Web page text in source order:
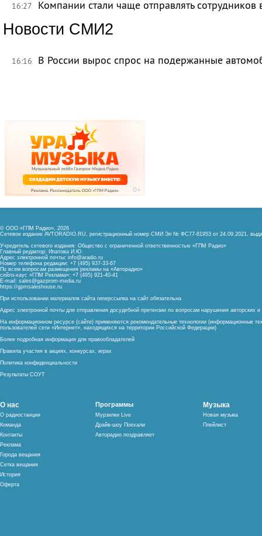
16:27 Компании стали чаще отправлять сотрудников
Новости СМИ2
16:16 В России вырос спрос на подержанные
© ООО «ГПМ Радио», 2026
Сетевое издание AVTORADIO.RU, регистрационный номер СМИ Эл № ФС77-81953 от 24.09.2021,
Учредитель сетевого издания: Общество с ограниченной ответственностью «ГПМ Радио»
Главный редактор: Ипатова И.Ю.
Адрес электронной почты: info@aradio.ru
Номер телефона редакции: +7 (495) 937-33-67
По всем вопросам размещения рекламы на «Авторадио»
сейлз-хаус «ГПМ Реклама»: +7 (495) 921-40-41
E-mail: sales@gazprom-media.ru
https://gpmsaleshouse.ru
При использовании материалов сайта гиперссылка на сайт обязательна
Адрес электронной почты для отправления досудебной претензии по вопросам нарушения авторских
На информационном ресурсе (сайте) применяются рекомендательные технологии (информационные
пользователей сети «Интернет», находящихся на территории Российской Федерации)
Более подробная информация для правообладателей
Правила участия в акциях, конкурсах, играх
Политика конфиденциальности
Результаты СОУТ
О нас
О радиостанции
Команда
Контакты
Реклама
Города вещания
Сетка вещания
История
Оферта
Программы
Мурзилки Live
Драйв-шоу Поехали
Авторадио поздравляет
Музыка
Новая музыка
Плейлист